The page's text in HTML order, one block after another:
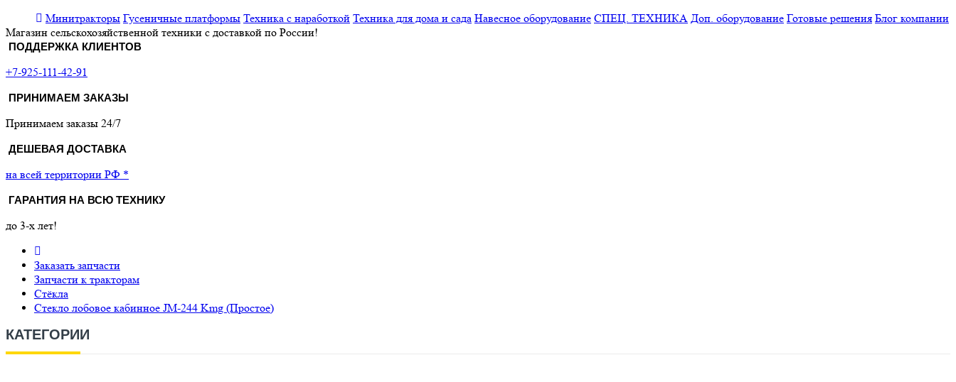
Минитракторы Гусеничные платформы Техника с наработкой Техника для дома и сада Навесное оборудование СПЕЦ. ТЕХНИКА Доп. оборудование Готовые решения Блог компании
Магазин сельскохозяйственной техники с доставкой по России!
ПОДДЕРЖКА КЛИЕНТОВ
+7-925-111-42-91
ПРИНИМАЕМ ЗАКАЗЫ
Принимаем заказы 24/7
ДЕШЕВАЯ ДОСТАВКА
на всей территории РФ *
ГАРАНТИЯ НА ВСЮ ТЕХНИКУ
до 3-х лет!
Заказать запчасти
Запчасти к тракторам
Стёкла
Стекло лобовое кабинное JM-244 Kmg (Простое)
КАТЕГОРИИ